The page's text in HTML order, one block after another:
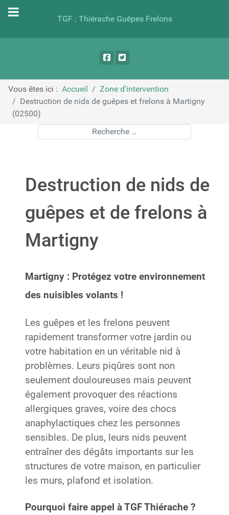
TGF : Thiérache Guêpes Frelons
Vous êtes ici : Accueil
Zone d'intervention
Destruction de nids de guêpes et frelons à Martigny
(02500)
Destruction de nids de
guêpes et de frelons à
Martigny
Martigny : Protégez votre environnement
des nuisibles volants !
Les guêpes et les frelons peuvent
rapidement transformer votre jardin ou
votre habitation en un véritable nid à
problèmes. Leurs piqûres sont non
seulement douloureuses mais peuvent
également provoquer des réactions
allergiques graves, voire des chocs
anaphylactiques chez les personnes
sensibles. De plus, leurs nids peuvent
entraîner des dégâts importants sur les
structures de votre maison, en particulier
les murs, plafond et isolation.
Pourquoi faire appel à TGF Thiérache ?